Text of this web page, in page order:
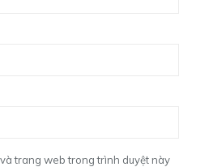
trang web trong trình duyệt này